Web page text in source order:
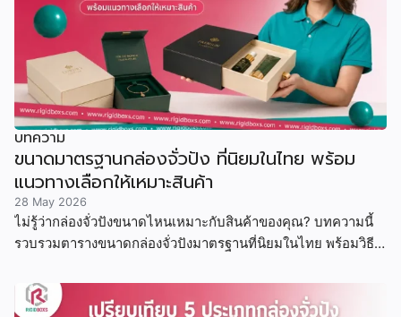
บทความ
ขนาดมาตรฐานกล่องจั่วปัง ที่นิยมในไทย พร้อม
แนวทางเลือกให้เหมาะสินค้า
28 May 2026
ไม่รู้ว่ากล่องจั่วปังขนาดไหนเหมาะกับสินค้าของคุณ? บทความนี้
รวบรวมตารางขนาดกล่องจั่วปังมาตรฐานที่นิยมในไทย พร้อมวิธี